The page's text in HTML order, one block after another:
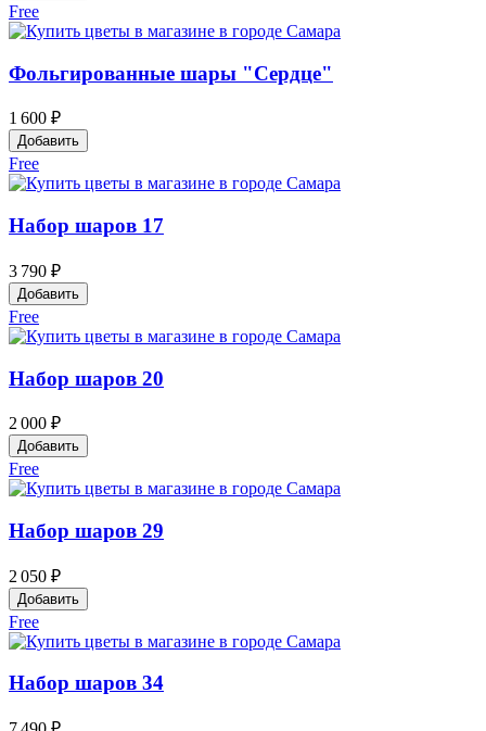
Free
Фольгированные шары "Сердце"
1 600 ₽
Добавить
Free
Набор шаров 17
3 790 ₽
Добавить
Free
Набор шаров 20
2 000 ₽
Добавить
Free
Набор шаров 29
2 050 ₽
Добавить
Free
Набор шаров 34